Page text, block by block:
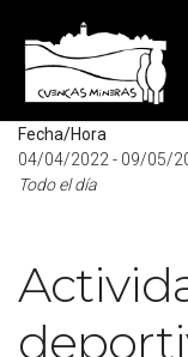
Fecha/Hora
04/04/2022 - 09/05/
Todo el día